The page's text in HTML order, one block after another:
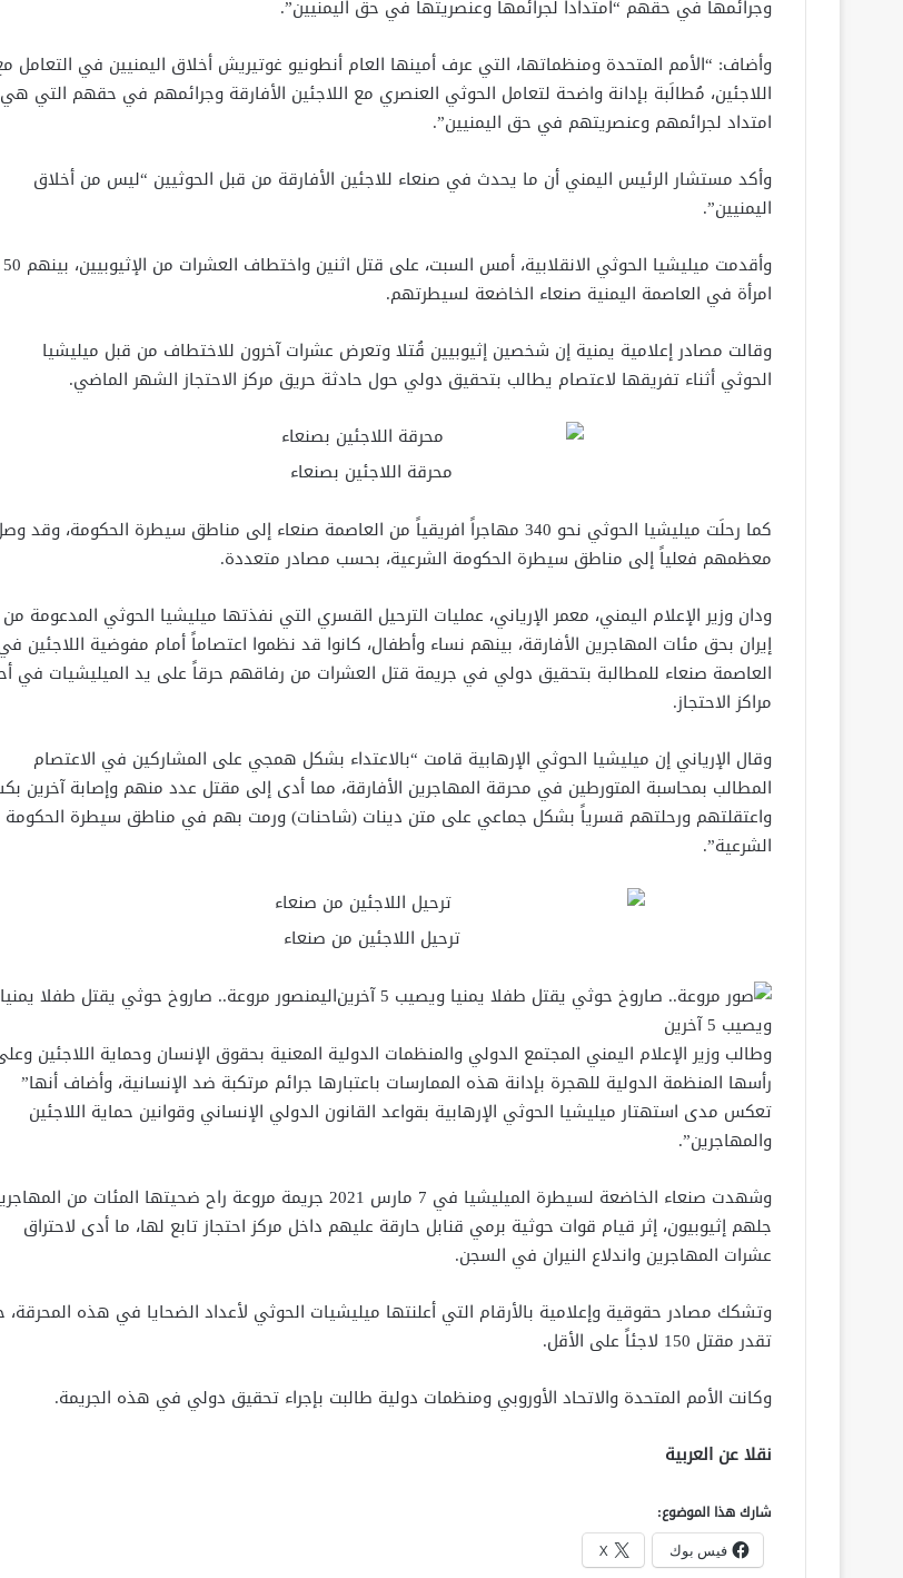
وجرائمها في حقهم “امتدادا لجرائمها وعنصريتها في حق اليمنيين”.
وأضاف: “الأمم المتحدة ومنظماتها، التي عرف أمينها العام أنطونيو غوتيريش أخلاق اليمنيين في التعامل
اللاجئين، مُطالَبة بإدانة واضحة لتعامل الحوثي العنصري مع اللاجئين الأفارقة وجرائمهم في حقهم التي هي
امتداد لجرائمهم وعنصريتهم في حق اليمنيين”.
وأكد مستشار الرئيس اليمني أن ما يحدث في صنعاء للاجئين الأفارقة من قبل الحوثيين “ليس من أخلاق
اليمنيين”.
وأقدمت ميليشيا الحوثي الانقلابية، أمس السبت، على قتل اثنين واختطاف العشرات من الإثيوبيين، بينهم 50
امرأة في العاصمة اليمنية صنعاء الخاضعة لسيطرتهم.
وقالت مصادر إعلامية يمنية إن شخصين إثيوبيين قُتلا وتعرض عشرات آخرون للاختطاف من قبل ميليشيا
الحوثي أثناء تفريقها لاعتصام يطالب بتحقيق دولي حول حادثة حريق مركز الاحتجاز الشهر الماضي.
محرقة اللاجئين بصنعاء
كما رحلَت ميليشيا الحوثي نحو 340 مهاجراً افريقياً من العاصمة صنعاء إلى مناطق سيطرة الحكومة، وقد
معظمهم فعلياً إلى مناطق سيطرة الحكومة الشرعية، بحسب مصادر متعددة.
ودان وزير الإعلام اليمني، معمر الإرياني، عمليات الترحيل القسري التي نفذتها ميليشيا الحوثي المدعومة من
إيران بحق مئات المهاجرين الأفارقة، بينهم نساء وأطفال، كانوا قد نظموا اعتصاماً أمام مفوضية اللاجئين
العاصمة صنعاء للمطالبة بتحقيق دولي في جريمة قتل العشرات من رفاقهم حرقاً على يد الميليشيات في
مراكز الاحتجاز.
وقال الإرياني إن ميليشيا الحوثي الإرهابية قامت “بالاعتداء بشكل همجي على المشاركين في الاعتصام
المطالب بمحاسبة المتورطين في محرقة المهاجرين الأفارقة، مما أدى إلى مقتل عدد منهم وإصابة آخرين
واعتقلتهم ورحلتهم قسرياً بشكل جماعي على متن دينات (شاحنات) ورمت بهم في مناطق سيطرة الحكومة
الشرعية”.
ترحيل اللاجئين من صنعاء
اليمنصور مروعة.. صاروخ حوثي يقتل طفلا يمنيا
ويصيب 5 آخرين
وطالب وزير الإعلام اليمني المجتمع الدولي والمنظمات الدولية المعنية بحقوق الإنسان وحماية اللاجئين
رأسها المنظمة الدولية للهجرة بإدانة هذه الممارسات باعتبارها جرائم مرتكبة ضد الإنسانية، وأضاف أنها”
تعكس مدى استهتار ميليشيا الحوثي الإرهابية بقواعد القانون الدولي الإنساني وقوانين حماية اللاجئين
والمهاجرين”.
وشهدت صنعاء الخاضعة لسيطرة الميليشيا في 7 مارس 2021 جريمة مروعة راح ضحيتها المئات من
جلهم إثيوبيون، إثر قيام قوات حوثية برمي قنابل حارقة عليهم داخل مركز احتجاز تابع لها، ما أدى لاحتراق
عشرات المهاجرين واندلاع النيران في السجن.
وتشكك مصادر حقوقية وإعلامية بالأرقام التي أعلنتها ميليشيات الحوثي لأعداد الضحايا في هذه المحرقة،
تقدر مقتل 150 لاجئاً على الأقل.
وكانت الأمم المتحدة والاتحاد الأوروبي ومنظمات دولية طالبت بإجراء تحقيق دولي في هذه الجريمة.
نقلا عن العربية
شارك هذا الموضوع:
فيس بوك X